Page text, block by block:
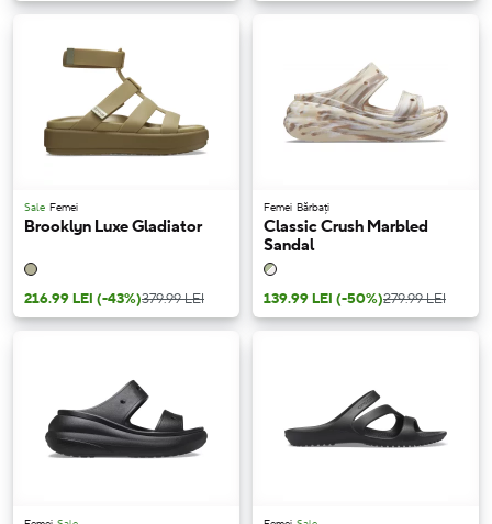
Sale Femei
Brooklyn Luxe Gladiator
216.99 LEI (-43%)379.99 LEI
Femei Bărbați
Classic Crush Marbled
Sandal
139.99 LEI (-50%)279.99 LEI